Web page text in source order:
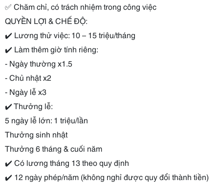
✅ Chăm chỉ, có trách nhiệm trong công việc
QUYỀN LỢI & CHẾ ĐỘ:
✔️ Lương thử việc: 10 – 15 triệu/tháng
✔️ Làm thêm giờ tính riêng:
- Ngày thường x1.5
- Chủ nhật x2
- Ngày lễ x3
✔️Thưởng lễ:
5 ngày lễ lớn: 1 triệu/lần
Thưởng sinh nhật
Thưởng 6 tháng & cuối năm
✔️ Có lương tháng 13 theo quy định
✔️ 12 ngày phép/năm (không nghỉ được quy đổi thành tiền)